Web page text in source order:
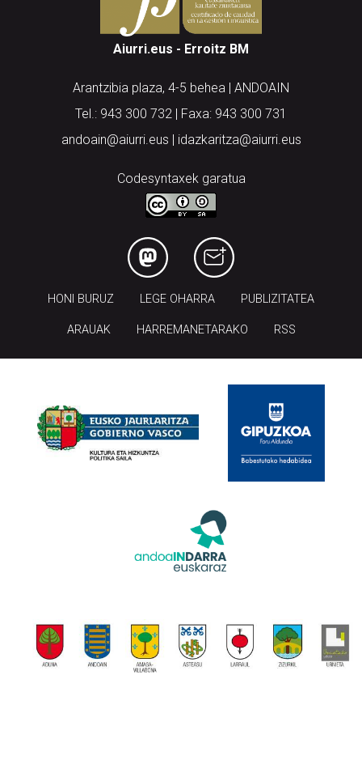
Aiurri.eus - Erroitz BM
Arantzibia plaza, 4-5 behea | ANDOAIN
Tel.: 943 300 732 | Faxa: 943 300 731
andoain@aiurri.eus | idazkaritza@aiurri.eus
Codesyntaxek garatua
HONI BURUZ LEGE OHARRA PUBLIZITATEA
ARAUAK HARREMANETARAKO RSS